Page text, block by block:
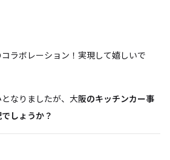
ラボレーション！実現して嬉しいで
なりましたが、大阪のキッチンカー事
しょうか？